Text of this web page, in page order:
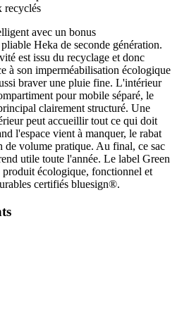
recyclés
avec un bonus
Heka de seconde génération.
est issu du recyclage et donc
à son imperméabilisation écologique
braver une pluie fine. L'intérieur
pour mobile séparé, le
clairement structuré. Une
peut accueillir tout ce qui doit
l'espace vient à manquer, le rabat
de volume pratique. Au final, ce sac
utile toute l'année. Le label Green
écologique, fonctionnel et
certifiés bluesign®.